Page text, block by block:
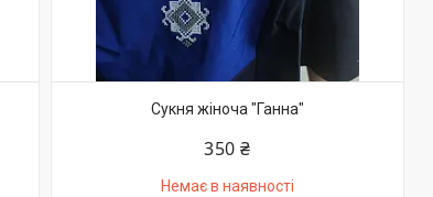
Сукня жіноча "Ганна"
350 ₴
Немає в наявності